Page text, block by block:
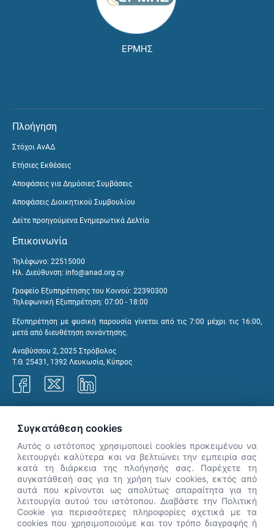
ΕΡΜΗΣ
Πλοήγηση
Στόχοι ΑνΑΔ
Ετήσιες Εκθέσεις
Αποφάσεις για Δημόσιες Συμβάσεις
Αποφάσεις Διοικητικού Συμβουλίου
Δείτε προηγούμενα Ενημερωτικά Δελτία
Επικοινωνία
Τηλέφωνο: 22515000
Ηλ. Διεύθυνση: info@anad.org.cy
Γραφείο Εξυπηρέτησης του Κοινού: 22390300
Τηλεφωνική Εξυπηρέτηση: 07:00 - 18:00
Εξυπηρέτηση με φυσική παρουσία γίνεται από τις 7:00 μέχρι τις 16:00,
μετά από διευθέτηση συνάντησης.
Αναβύσσου 2, 2025 Στρόβολος
Τ.Θ. 25431, 1392 Λευκωσία, Κύπρος
👋 Καλώς ήρθες! Είμαι η Νόησις.
Πες μου πώς μπορώ να σε βοηθήσω
σήμερα.
Συγκατάθεση cookies
Αυτός ο ιστότοπος χρησιμοποιεί cookies προκειμένου να
λειτουργέι καλύτερα και να βελτιώνει την εμπειρία σας
κατά τη διάρκεια της πλοήγησής σας. Παρέχετε τη
συγκατάθεσή σας για τη χρήση των cookies, εκτός από
αυτά που κρίνονται ως απολύτως απαραίτητα για τη
λειτουργία αυτού του ιστότοπου. Διαβάστε την Πολιτική
Cookie για περισσότερες πληροφορίες σχετικά με τα
cookies που χρησιμοποιούμε και τον τρόπο διαγραφής ή